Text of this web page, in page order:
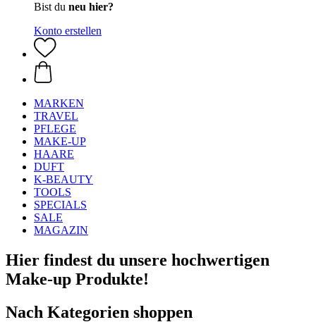
Bist du neu hier?
Konto erstellen
MARKEN
TRAVEL
PFLEGE
MAKE-UP
HAARE
DUFT
K-BEAUTY
TOOLS
SPECIALS
SALE
MAGAZIN
Hier findest du unsere hochwertigen
Make-up Produkte!
Nach Kategorien shoppen